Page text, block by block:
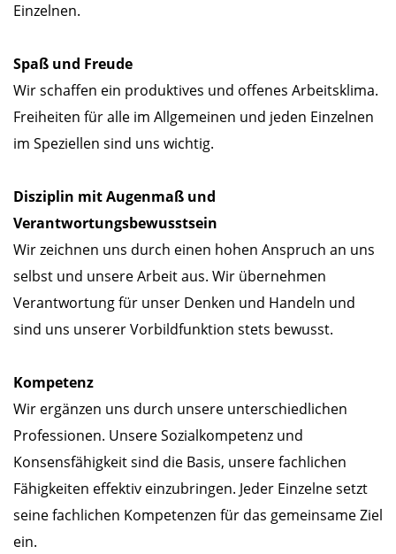
Einzelnen.
Spaß und Freude
Wir schaffen ein produktives und offenes Arbeitsklima.
Freiheiten für alle im Allgemeinen und jeden Einzelnen
im Speziellen sind uns wichtig.
Disziplin mit Augenmaß und
Verantwortungsbewusstsein
Wir zeichnen uns durch einen hohen Anspruch an uns
selbst und unsere Arbeit aus. Wir übernehmen
Verantwortung für unser Denken und Handeln und
sind uns unserer Vorbildfunktion stets bewusst.
Kompetenz
Wir ergänzen uns durch unsere unterschiedlichen
Professionen. Unsere Sozialkompetenz und
Konsensfähigkeit sind die Basis, unsere fachlichen
Fähigkeiten effektiv einzubringen. Jeder Einzelne setzt
seine fachlichen Kompetenzen für das gemeinsame Ziel
ein.